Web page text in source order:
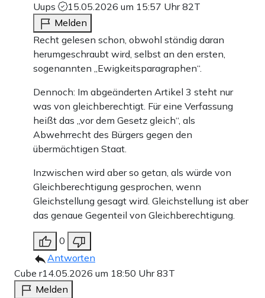
Uups
15.05.2026 um 15:57 Uhr82T
Melden
Recht gelesen schon, obwohl ständig daran
herumgeschraubt wird, selbst an den ersten,
sogenannten „Ewigkeitsparagraphen“.
Dennoch: Im abgeänderten Artikel 3 steht nur
was von gleichberechtigt. Für eine Verfassung
heißt das „vor dem Gesetz gleich“, als
Abwehrrecht des Bürgers gegen den
übermächtigen Staat.
Inzwischen wird aber so getan, als würde von
Gleichberechtigung gesprochen, wenn
Gleichstellung gesagt wird. Gleichstellung ist aber
das genaue Gegenteil von Gleichberechtigung.
0
Antworten
Cube r14.05.2026 um 18:50 Uhr83T
Melden